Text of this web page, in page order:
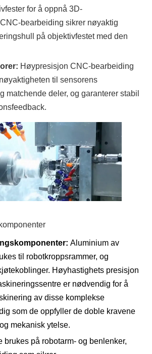
for å oppnå 3D-
bearbeiding sikrer nøyaktig
på objektivfestet med den
Høypresisjon CNC-bearbeiding
til sensorens
matchende deler, og garanterer stabil
Aluminium av
til robotkroppsrammer, og
Høyhastighets presisjon
er nødvendig for å
av disse komplekse
som de oppfyller de doble kravene
mekanisk ytelse.
brukes på robotarm- og benlenker,